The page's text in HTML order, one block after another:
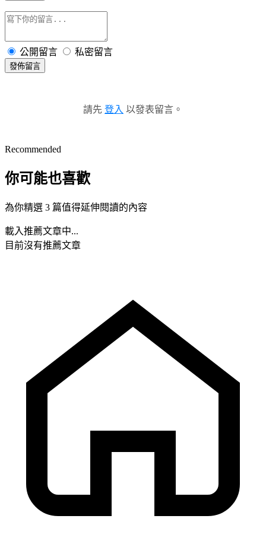
公開留言 私密留言
發佈留言
請先 登入 以發表留言。
Recommended
你可能也喜歡
為你精選 3 篇值得延伸閱讀的內容
載入推薦文章中...
目前沒有推薦文章